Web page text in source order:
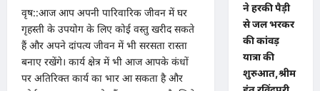
वृष::आज आप अपनी पारिवारिक जीवन में घर
गृहस्ती के उपयोग के लिए कोई वस्तु खरीद सकते
हैं और अपने दांपत्य जीवन में भी सरसता रास्ता
बनाए रखेंगे। कार्य क्षेत्र में भी आज आपके कंधों
पर अतिरिक्त कार्य का भार आ सकता है और
ने हरकी पैड़ी
से जल भरकर
की कांवड़
यात्रा की
शुरुआत,श्रीम